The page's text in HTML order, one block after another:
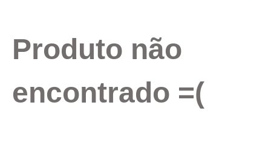
Produto não
encontrado =(
2º linha
4º tecido